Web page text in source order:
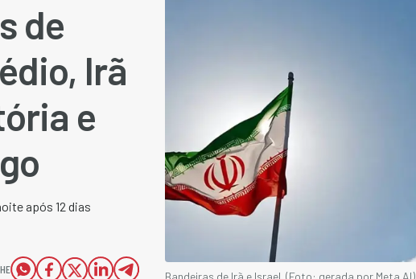
de
Irã
e
após 12 dias
Bandeiras de Irã e Israel. (Foto: gerada por Meta AI)